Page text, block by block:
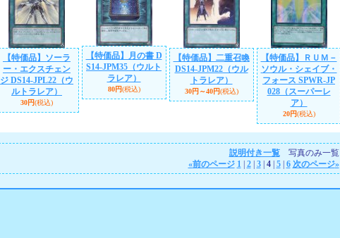
【特価品】ソーラ
ー・エクスチェン
ジ DS14-JPL22（ウ
ルトラレア）
30円(税込)
【特価品】月の書 D
S14-JPM35（ウルト
ラレア）
80円(税込)
【特価品】二重召喚
DS14-JPM22（ウル
トラレア）
30円～40円(税込)
【特価品】ＲＵＭ－
ソウル・シェイブ・
フォース SPWR-JP
028（スーパーレ
ア）
20円(税込)
説明付き一覧写真のみ一覧
«前のページ 1| 2| 3| 4| 5| 6 次のページ»